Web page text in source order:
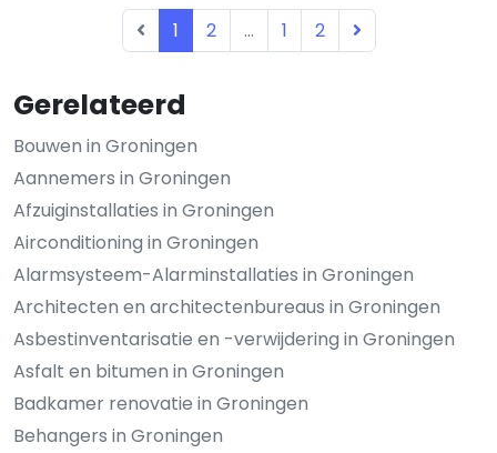
Gerelateerd
Bouwen in Groningen
Aannemers in Groningen
Afzuiginstallaties in Groningen
Airconditioning in Groningen
Alarmsysteem-Alarminstallaties in Groningen
Architecten en architectenbureaus in Groningen
Asbestinventarisatie en -verwijdering in Groningen
Asfalt en bitumen in Groningen
Badkamer renovatie in Groningen
Behangers in Groningen
1 2 ... 1 2